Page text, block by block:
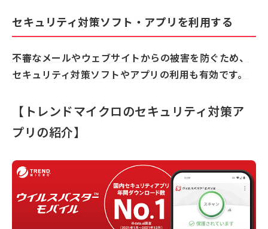
セキュリティ対策ソフト・アプリを利用する
不審なメールやウェブサイトからの被害を防ぐため、
セキュリティ対策ソフトやアプリの利用も有効です。
【トレンドマイクロのセキュリティ対策ア
プリの紹介】